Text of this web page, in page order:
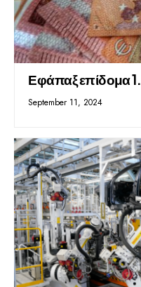
Εφάπαξ επίδομα
September 11, 2024